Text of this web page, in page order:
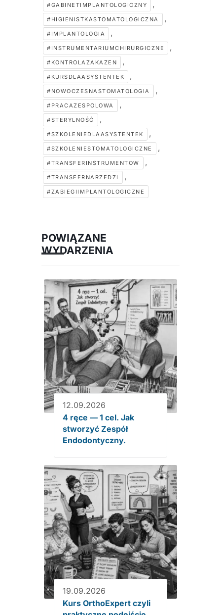
#GABINETIMPLANTOLOGICZNY ,
#HIGIENISTKASTOMATOLOGICZNA ,
#IMPLANTOLOGIA ,
#INSTRUMENTARIUMCHIRURGICZNE ,
#KONTROLAZAKAZEN ,
#KURSDLAASYSTENTEK ,
#NOWOCZESNASTOMATOLOGIA ,
#PRACAZESPOLOWA ,
#STERYLNOŚĆ ,
#SZKOLENIEDLAASYSTENTEK ,
#SZKOLENIESTOMATOLOGICZNE ,
#TRANSFERINSTRUMENTOW ,
#TRANSFERNARZEDZI ,
#ZABIEGIIMPLANTOLOGICZNE
POWIĄZANE
WYDARZENIA
12.09.2026
4 ręce — 1 cel. Jak
stworzyć Zespół
Endodontyczny.
19.09.2026
Kurs OrthoExpert czyli